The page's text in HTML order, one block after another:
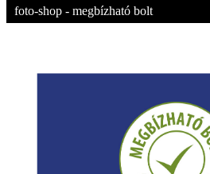
foto-shop - megbízható bolt